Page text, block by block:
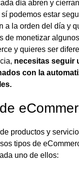
día abren y
podemos estar
a la orden del día y
de monetizar
y quieres ser
necesitas seguir
con la
productos y
tipos de
uno de ellos: